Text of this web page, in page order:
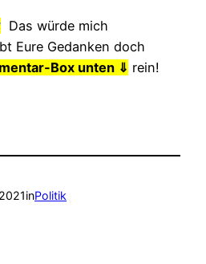
Das würde mich
Eure Gedanken doch
Box unten ⇓ rein!
inPolitik